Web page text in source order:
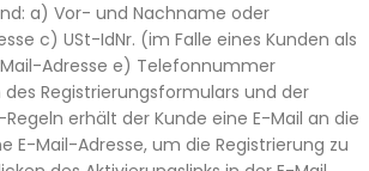
a) Vor- und Nachname oder
c) USt-IdNr. (im Falle eines Kunden als
Adresse e) Telefonnummer
Registrierungsformulars und der
erhält der Kunde eine E-Mail an die
E-Mail-Adresse, um die Registrierung zu